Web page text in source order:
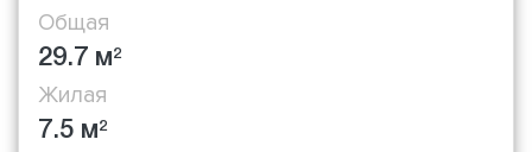
Общая
29.7 м2
Жилая
7.5 м2